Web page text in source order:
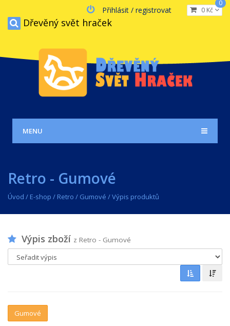
0 Kč
0
Přihlásit / registrovat
Dřevěný svět hraček
MENU
Retro - Gumové
Úvod / E-shop / Retro / Gumové / Výpis produktů
Výpis zboží z Retro - Gumové
Gumové